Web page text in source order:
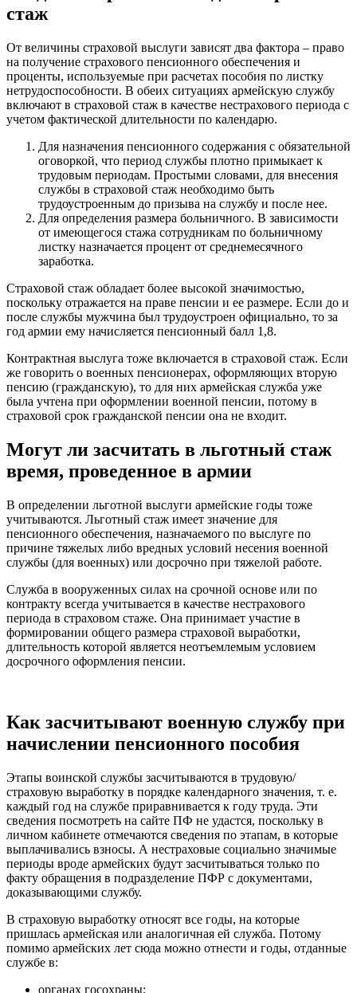
стаж
От величины страховой выслуги зависят два фактора – право
на получение страхового пенсионного обеспечения и
проценты, используемые при расчетах пособия по листку
нетрудоспособности. В обеих ситуациях армейскую службу
включают в страховой стаж в качестве нестрахового периода с
учетом фактической длительности по календарю.
Для назначения пенсионного содержания с обязательной
оговоркой, что период службы плотно примыкает к
трудовым периодам. Простыми словами, для внесения
службы в страховой стаж необходимо быть
трудоустроенным до призыва на службу и после нее.
Для определения размера больничного. В зависимости
от имеющегося стажа сотрудникам по больничному
листку назначается процент от среднемесячного
заработка.
Страховой стаж обладает более высокой значимостью,
поскольку отражается на праве пенсии и ее размере. Если до и
после службы мужчина был трудоустроен официально, то за
год армии ему начисляется пенсионный балл 1,8.
Контрактная выслуга тоже включается в страховой стаж. Если
же говорить о военных пенсионерах, оформляющих вторую
пенсию (гражданскую), то для них армейская служба уже
была учтена при оформлении военной пенсии, потому в
страховой срок гражданской пенсии она не входит.
Могут ли засчитать в льготный стаж
время, проведенное в армии
В определении льготной выслуги армейские годы тоже
учитываются. Льготный стаж имеет значение для
пенсионного обеспечения, назначаемого по выслуге по
причине тяжелых либо вредных условий несения военной
службы (для военных) или досрочно при тяжелой работе.
Служба в вооруженных силах на срочной основе или по
контракту всегда учитывается в качестве нестрахового
периода в страховом стаже. Она принимает участие в
формировании общего размера страховой выработки,
длительность которой является неотъемлемым условием
досрочного оформления пенсии.
Как засчитывают военную службу при
начислении пенсионного пособия
Этапы воинской службы засчитываются в трудовую/
страховую выработку в порядке календарного значения, т. е.
каждый год на службе приравнивается к году труда. Эти
сведения посмотреть на сайте ПФ не удастся, поскольку в
личном кабинете отмечаются сведения по этапам, в которые
выплачивались взносы. А нестраховые социально значимые
периоды вроде армейских будут засчитываться только по
факту обращения в подразделение ПФР с документами,
доказывающими службу.
В страховую выработку относят все годы, на которые
пришлась армейская или аналогичная ей служба. Потому
помимо армейских лет сюда можно отнести и годы, отданные
службе в:
органах госохраны;